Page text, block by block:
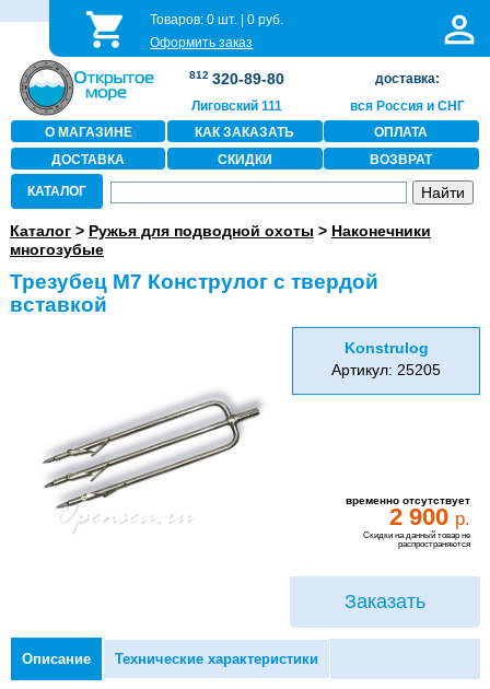
Товаров:0 шт. |0 руб.
Оформить заказ
812 320-89-80
Лиговский 111
доставка:
вся Россия и СНГ
О МАГАЗИНЕ
КАК ЗАКАЗАТЬ
ОПЛАТА
ДОСТАВКА
СКИДКИ ВОЗВРАТ
КАТАЛОГ
Каталог> Ружья для подводной охоты > Наконечники
многозубые
Трезубец М7 Конструлог с твердой
вставкой
Konstrulog
Артикул: 25205
временно отсутствует
2 900 р.
Скидки на данный товар не
распространяются
Заказать
Описание Технические характеристики